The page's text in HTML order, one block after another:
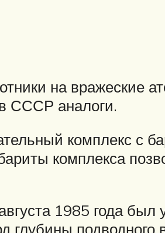
на вражеские
СССР аналоги.
комплекс с
комплекса
1985 года был
глубины подводного